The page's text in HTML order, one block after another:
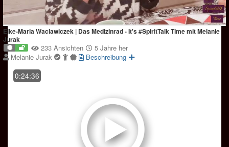
Elke-Maria Waclawiczek | Das Medizinrad - It's #SpiritTalk Time mit Melanie
Jurak
233 Ansichten
5 Jahre her
Melanie Jurak
Beschreibung
0:24:36